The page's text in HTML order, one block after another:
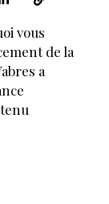
vous
de la
a